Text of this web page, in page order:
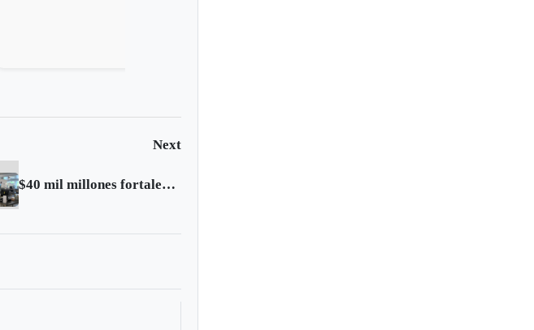
Next
$40 mil millones fortalecerán ciencia y tecnología regional